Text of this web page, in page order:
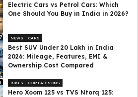
Electric Cars vs Petrol Cars: Which
One Should You Buy in India in 2026?
NEWS CARS
Best SUV Under ₹20 Lakh in India
2026: Mileage, Features, EMI &
Ownership Cost Compared
BIKES COMPARISONS
Hero Xoom 125 vs TVS Ntorq 125: